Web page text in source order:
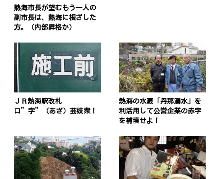
熱海市長が望むもう一人の
副市長は、熱海に根ざした
方。（内部昇格か）
ＪＲ熱海駅改札
口”字”（あざ）芸妓衆！
熱海の水源「丹那湧水」を
利活用して公営企業の赤字
を補填せよ！